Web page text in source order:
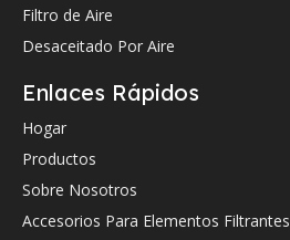
Filtro de Aire
Desaceitado Por Aire
Enlaces Rápidos
Hogar
Productos
Sobre Nosotros
Accesorios Para Elementos Filtrantes